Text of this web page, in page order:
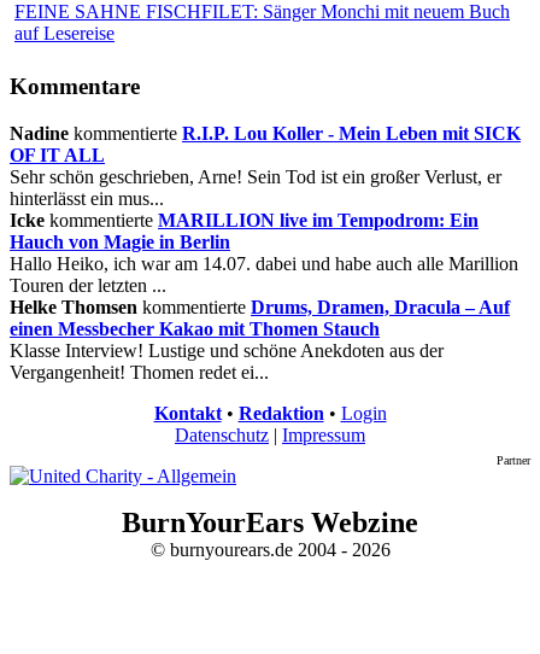
FEINE SAHNE FISCHFILET: Sänger Monchi mit neuem Buch
auf Lesereise
Kommentare
Nadine kommentierte R.I.P. Lou Koller - Mein Leben mit SICK
OF IT ALL
Sehr schön geschrieben, Arne! Sein Tod ist ein großer Verlust, er
hinterlässt ein mus...
Icke kommentierte MARILLION live im Tempodrom: Ein
Hauch von Magie in Berlin
Hallo Heiko, ich war am 14.07. dabei und habe auch alle Marillion
Touren der letzten ...
Helke Thomsen kommentierte Drums, Dramen, Dracula – Auf
einen Messbecher Kakao mit Thomen Stauch
Klasse Interview! Lustige und schöne Anekdoten aus der
Vergangenheit! Thomen redet ei...
Kontakt• Redaktion • Login
Datenschutz | Impressum
Partner
BurnYourEars Webzine
© burnyourears.de 2004 - 2026